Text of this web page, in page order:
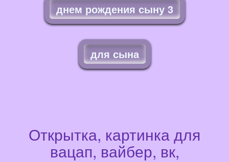
днем рождения сыну 3
для сына
Открытка, картинка для
вацап, вайбер, вк,